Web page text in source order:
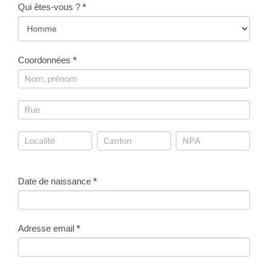
Qui êtes-vous ? *
Coordonnées *
Coordonnées
Coordonnées
Coordonnées Coordonnées Coordonnées
Date de naissance *
Adresse email *